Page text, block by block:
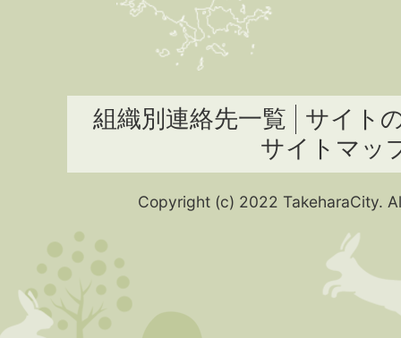
組織別連絡先一覧
サイト
サイトマッ
Copyright (c) 2022 TakeharaCity.